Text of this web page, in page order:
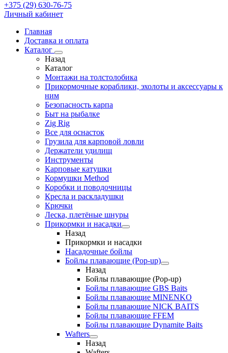
+375 (29) 630-76-75
Личный кабинет
Главная
Доставка и оплата
Каталог
Назад
Каталог
Монтажи на толстолобика
Прикормочные кораблики, эхолоты и аксессуары к
ним
Безопасность карпа
Быт на рыбалке
Zig Rig
Все для оснасток
Грузила для карповой ловли
Держатели удилищ
Инструменты
Карповые катушки
Кормушки Method
Коробки и поводочницы
Кресла и раскладушки
Крючки
Леска, плетёные шнуры
Прикормки и насадки
Назад
Прикормки и насадки
Насадочные бойлы
Бойлы плавающие (Pop-up)
Назад
Бойлы плавающие (Pop-up)
Бойлы плавающие GBS Baits
Бойлы плавающие MINENKO
Бойлы плавающие NICK BAITS
Бойлы плавающие FFEM
Бойлы плавающие Dynamite Baits
Wafters
Назад